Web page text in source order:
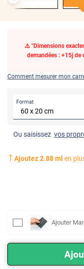
⚠️ "Dimensions
demandées : +15j de
Comment mesurer mon
Format
Ou saisissez vos
Ajoutez2.88ml en
Ajouter